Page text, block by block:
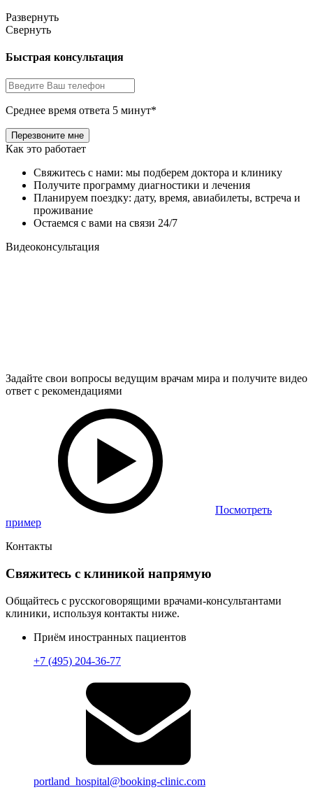
Развернуть
Свернуть
Быстрая консультация
Среднее время ответа 5 минут*
Как это работает
Свяжитесь с нами: мы подберем доктора и клинику
Получите программу диагностики и лечения
Планируем поездку: дату, время, авиабилеты, встреча и
проживание
Остаемся с вами на связи 24/7
Видеоконсультация
Задайте свои вопросы ведущим врачам мира и получите видео
ответ с рекомендациями
Посмотреть
пример
Контакты
Свяжитесь с клиникой напрямую
Общайтесь с русскоговорящими врачами-консультантами
клиники, используя контакты ниже.
Приём иностранных пациентов
+7 (495) 204-36-77
portland_hospital@booking-clinic.com